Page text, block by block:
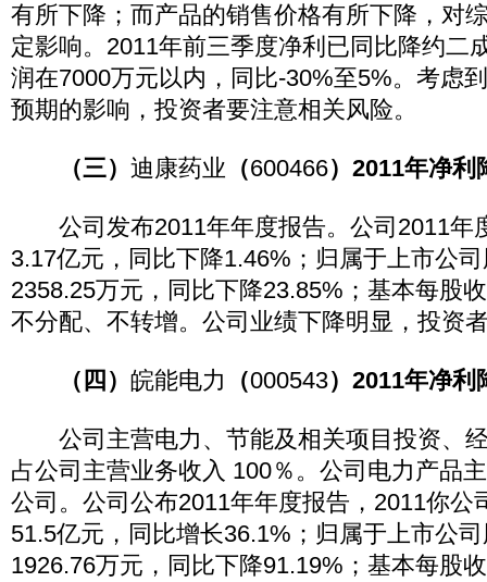
有所下降；而产品的销售价格有所下降，对
定影响。2011年前三季度净利已同比降约二
润在7000万元以内，同比-30%至5%。考虑
预期的影响，投资者要注意相关风险。
（三） 迪康药业 （600466）2011年净利
公司发布2011年年度报告。公司2011年
3.17亿元，同比下降1.46%；归属于上市公
2358.25万元，同比下降23.85%；基本每股
不分配、不转增。公司业绩下降明显，投资
（四） 皖能电力 （000543）2011年净利
公司主营电力、节能及相关项目投资、
占公司主营业务收入 100％。公司电力产品
公司。公司公布2011年年度报告，2011你公
51.5亿元，同比增长36.1%；归属于上市公
1926.76万元，同比下降91.19%；基本每股